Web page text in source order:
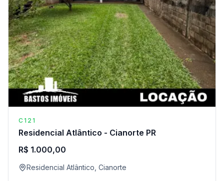
C121
Residencial Atlântico - Cianorte PR
R$ 1.000,00
Residencial Atlântico, Cianorte